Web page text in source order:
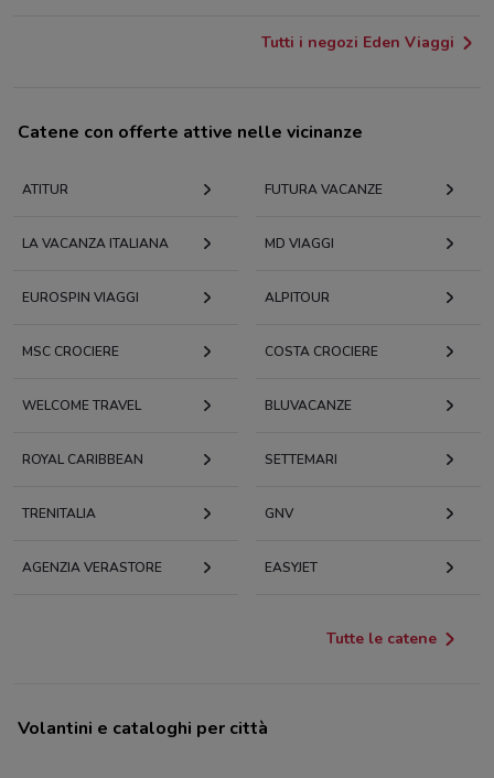
Tutti i negozi Eden Viaggi
Catene con offerte attive nelle vicinanze
ATITUR FUTURA VACANZE
LA VACANZA ITALIANA MD VIAGGI
EUROSPIN VIAGGI ALPITOUR
MSC CROCIERE COSTA CROCIERE
WELCOME TRAVEL BLUVACANZE
ROYAL CARIBBEAN SETTEMARI
TRENITALIA GNV
AGENZIA VERASTORE EASYJET
Tutte le catene
Volantini e cataloghi per città